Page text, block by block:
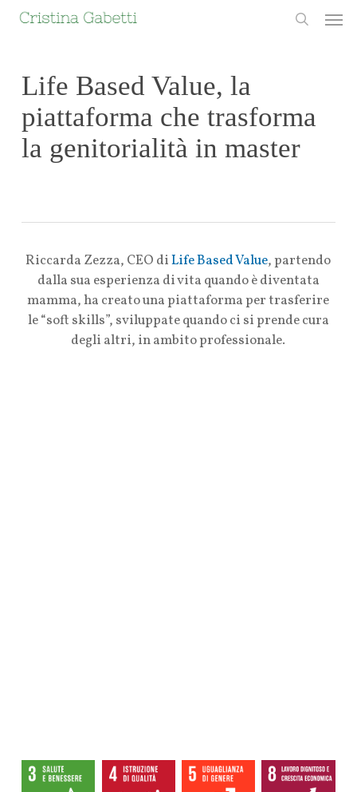
Skip
Life Based Value, la
piattaforma che trasforma
la genitorialità in master
Riccarda Zezza, CEO diLife Based Value, partendo
dalla sua esperienza di vita quando è diventata
mamma, ha creato una piattaforma per trasferire
le “soft skills”, sviluppate quando ci si prende cura
degli altri, in ambito professionale.